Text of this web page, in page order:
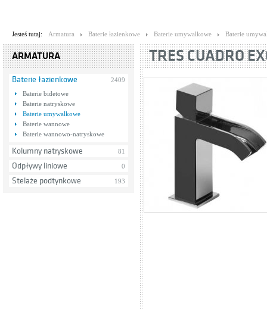
Jesteś tutaj: Armatura Baterie łazienkowe Baterie umywalkowe Baterie
ARMATURA
Baterie łazienkowe
2409
Baterie bidetowe
Baterie natryskowe
Baterie umywalkowe
Baterie wannowe
Baterie wannowo-natryskowe
Kolumny natryskowe 81
Odpływy liniowe 0
Stelaże podtynkowe 193
TRES CUADRO